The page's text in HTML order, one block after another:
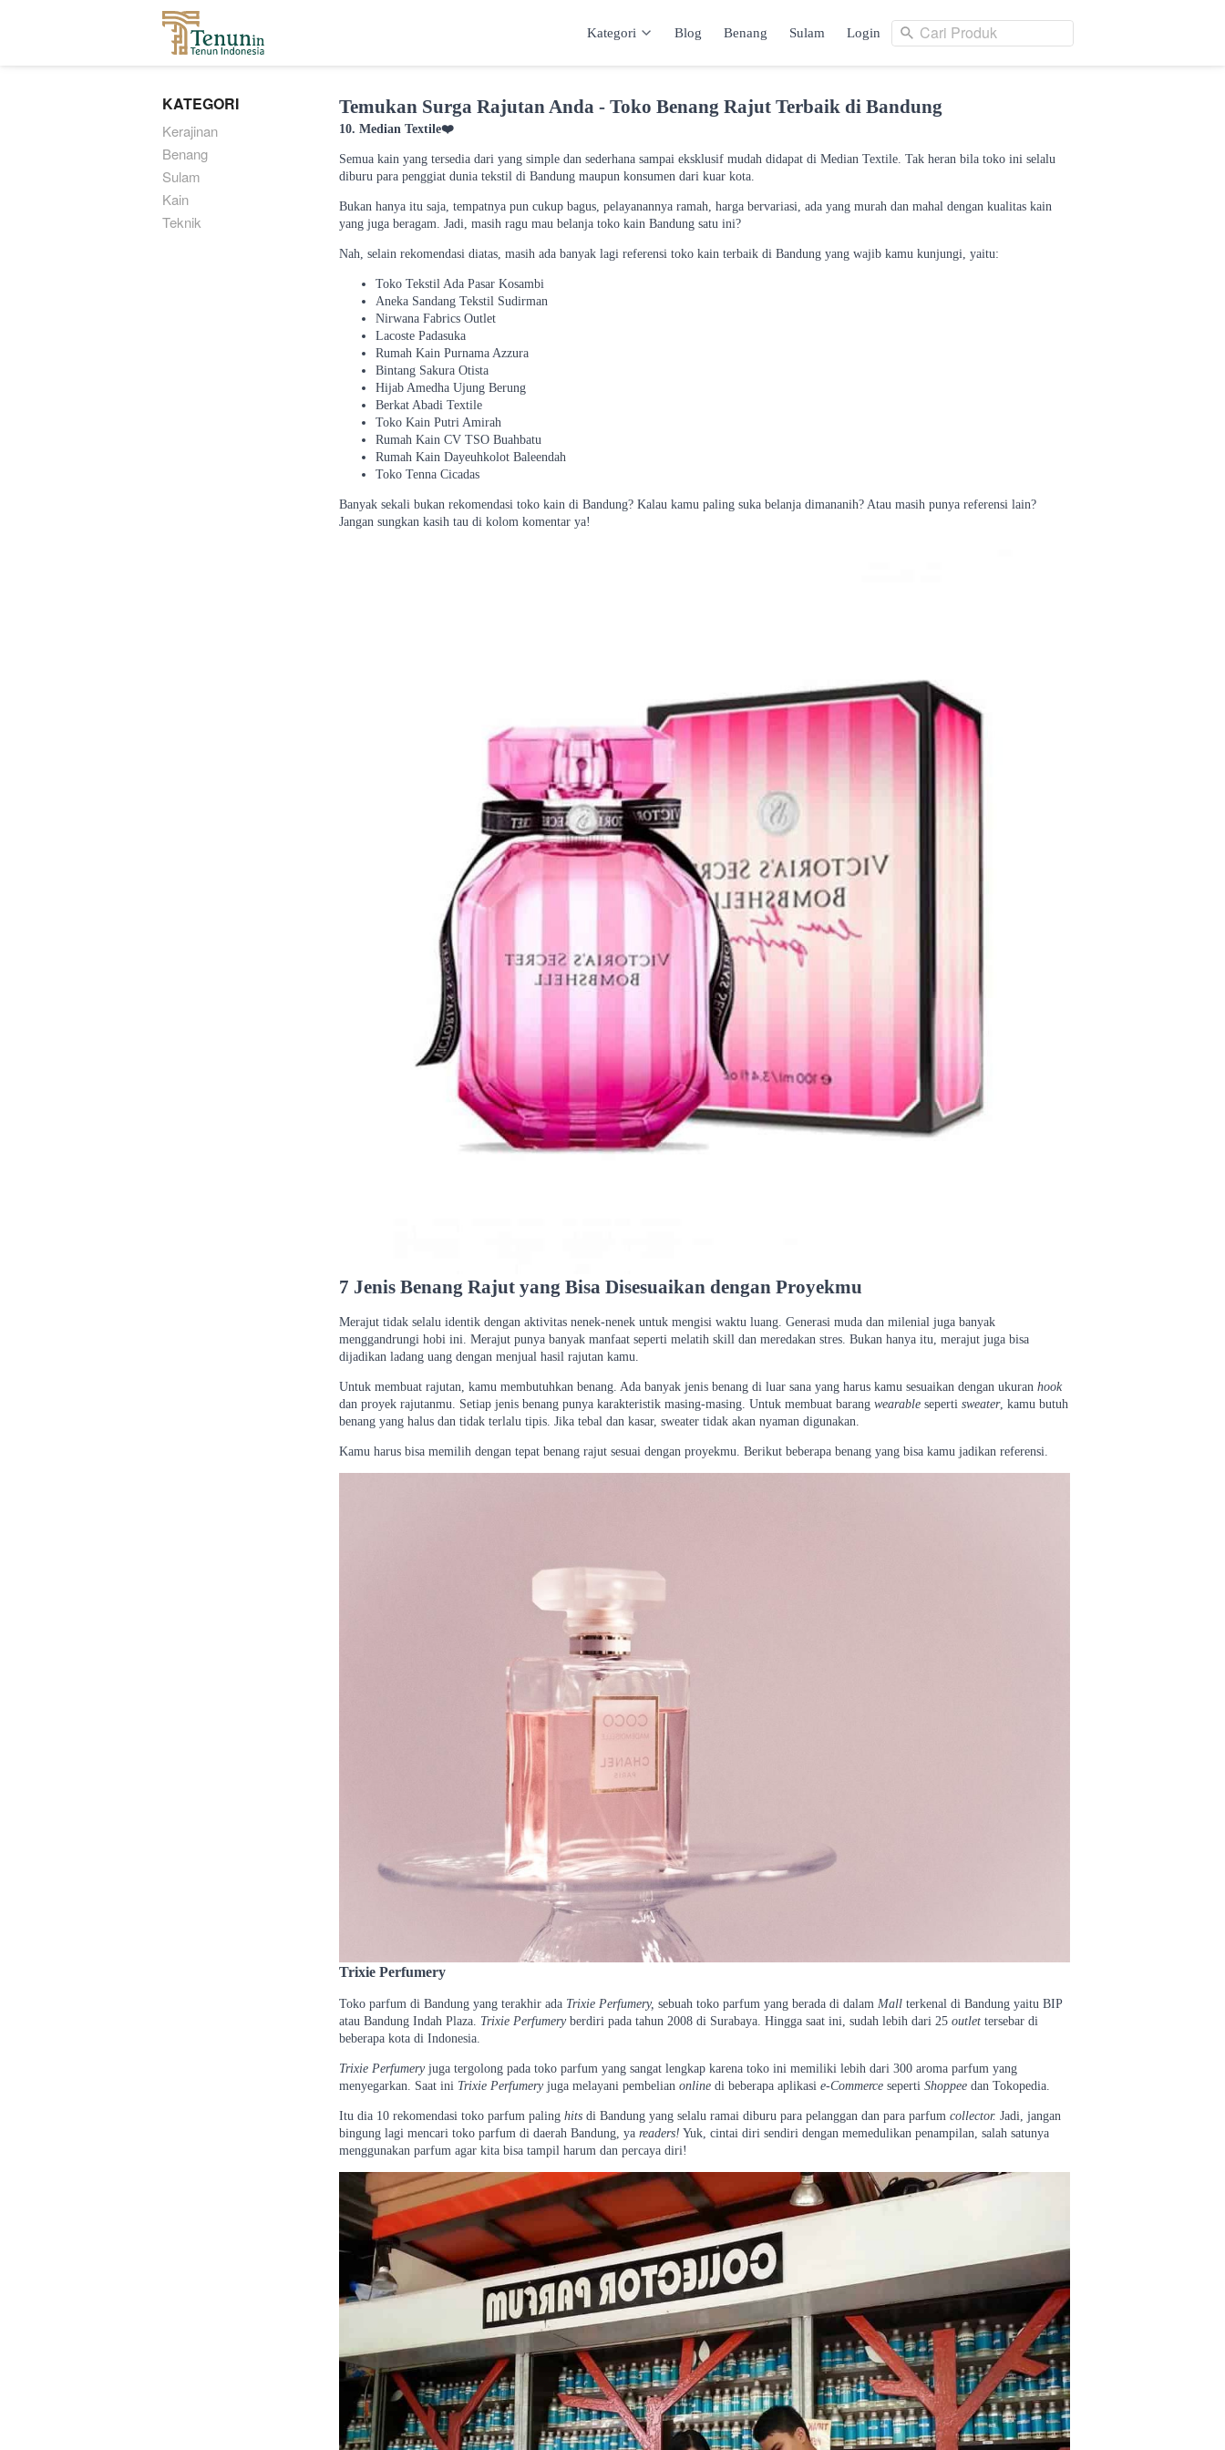
Cari Produk
Kategori Blog Benang Sulam Login Cari Produk
KATEGORI
Kerajinan
Benang
Sulam
Kain
Teknik
Temukan Surga Rajutan Anda - Toko Benang Rajut Terbaik di Bandung
10. Median Textile❤️
Semua kain yang tersedia dari yang simple dan sederhana sampai eksklusif mudah didapat di Median Textile. Tak heran bila toko ini selalu
diburu para penggiat dunia tekstil di Bandung maupun konsumen dari kuar kota.
Bukan hanya itu saja, tempatnya pun cukup bagus, pelayanannya ramah, harga bervariasi, ada yang murah dan mahal dengan kualitas kain
yang juga beragam. Jadi, masih ragu mau belanja toko kain Bandung satu ini?
Nah, selain rekomendasi diatas, masih ada banyak lagi referensi toko kain terbaik di Bandung yang wajib kamu kunjungi, yaitu:
Toko Tekstil Ada Pasar Kosambi
Aneka Sandang Tekstil Sudirman
Nirwana Fabrics Outlet
Lacoste Padasuka
Rumah Kain Purnama Azzura
Bintang Sakura Otista
Hijab Amedha Ujung Berung
Berkat Abadi Textile
Toko Kain Putri Amirah
Rumah Kain CV TSO Buahbatu
Rumah Kain Dayeuhkolot Baleendah
Toko Tenna Cicadas
Banyak sekali bukan rekomendasi toko kain di Bandung? Kalau kamu paling suka belanja dimananih? Atau masih punya referensi lain?
Jangan sungkan kasih tau di kolom komentar ya!
7 Jenis Benang Rajut yang Bisa Disesuaikan dengan Proyekmu
Merajut tidak selalu identik dengan aktivitas nenek-nenek untuk mengisi waktu luang. Generasi muda dan milenial juga banyak
menggandrungi hobi ini. Merajut punya banyak manfaat seperti melatih skill dan meredakan stres. Bukan hanya itu, merajut juga bisa
dijadikan ladang uang dengan menjual hasil rajutan kamu.
Untuk membuat rajutan, kamu membutuhkan benang. Ada banyak jenis benang di luar sana yang harus kamu sesuaikan dengan ukuranhook
dan proyek rajutanmu. Setiap jenis benang punya karakteristik masing-masing. Untuk membuat barangwearable sepertisweater, kamu butuh
benang yang halus dan tidak terlalu tipis. Jika tebal dan kasar, sweater tidak akan nyaman digunakan.
Kamu harus bisa memilih dengan tepat benang rajut sesuai dengan proyekmu. Berikut beberapa benang yang bisa kamu jadikan referensi.
Trixie Perfumery
Toko parfum di Bandung yang terakhir ada Trixie Perfumery, sebuah toko parfum yang berada di dalamMall terkenal di Bandung yaitu BIP
atau Bandung Indah Plaza. Trixie Perfumeryberdiri pada tahun 2008 di Surabaya. Hingga saat ini, sudah lebih dari 25outlet tersebar di
beberapa kota di Indonesia.
Trixie Perfumeryjuga tergolong pada toko parfum yang sangat lengkap karena toko ini memiliki lebih dari 300 aroma parfum yang
menyegarkan. Saat ini Trixie Perfumeryjuga melayani pembelianonline di beberapa aplikasie-Commerce sepertiShoppee dan Tokopedia.
Itu dia 10 rekomendasi toko parfum palinghits di Bandung yang selalu ramai diburu para pelanggan dan para parfumcollector. Jadi, jangan
bingung lagi mencari toko parfum di daerah Bandung, yareaders! Yuk, cintai diri sendiri dengan memedulikan penampilan, salah satunya
menggunakan parfum agar kita bisa tampil harum dan percaya diri!